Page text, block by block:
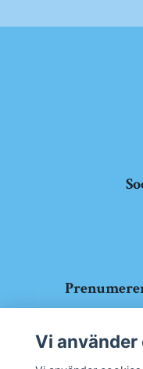
Vi använder